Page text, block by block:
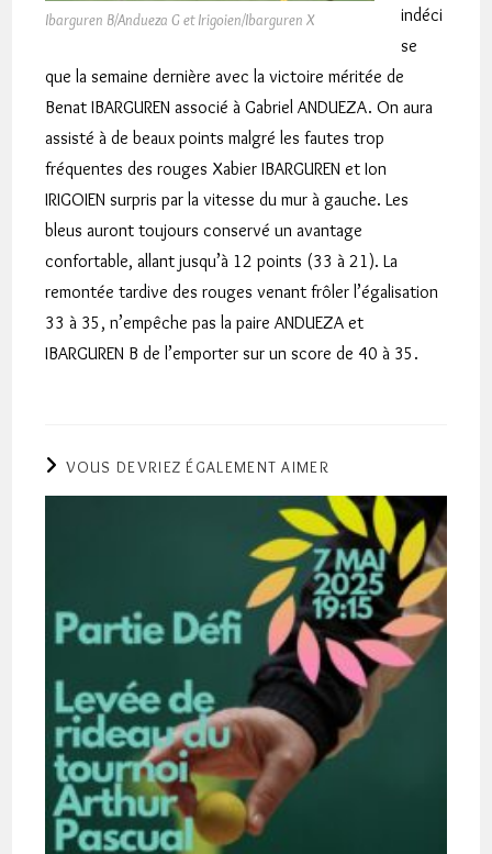
Ibarguren B/Andueza G et Irigoien/Ibarguren X
indéci
se
que la semaine dernière avec la victoire méritée de
Benat IBARGUREN associé à Gabriel ANDUEZA. On aura
assisté à de beaux points malgré les fautes trop
fréquentes des rouges Xabier IBARGUREN et Ion
IRIGOIEN surpris par la vitesse du mur à gauche. Les
bleus auront toujours conservé un avantage
confortable, allant jusqu’à 12 points (33 à 21). La
remontée tardive des rouges venant frôler l’égalisation
33 à 35, n’empêche pas la paire ANDUEZA et
IBARGUREN B de l’emporter sur un score de 40 à 35.
VOUS DEVRIEZ ÉGALEMENT AIMER